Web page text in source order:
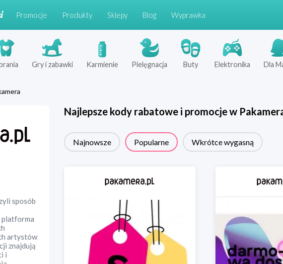
Promocje Produkty Sklepy Blog Wyprawka
Gry i zabawki Karmienie Pielęgnacja Buty Elektronika Dla
sposób
platforma
artystów
znajdują
i
Najlepsze kody rabatowe i promocje w
Najnowsze Popularne Wkrótce wygasną